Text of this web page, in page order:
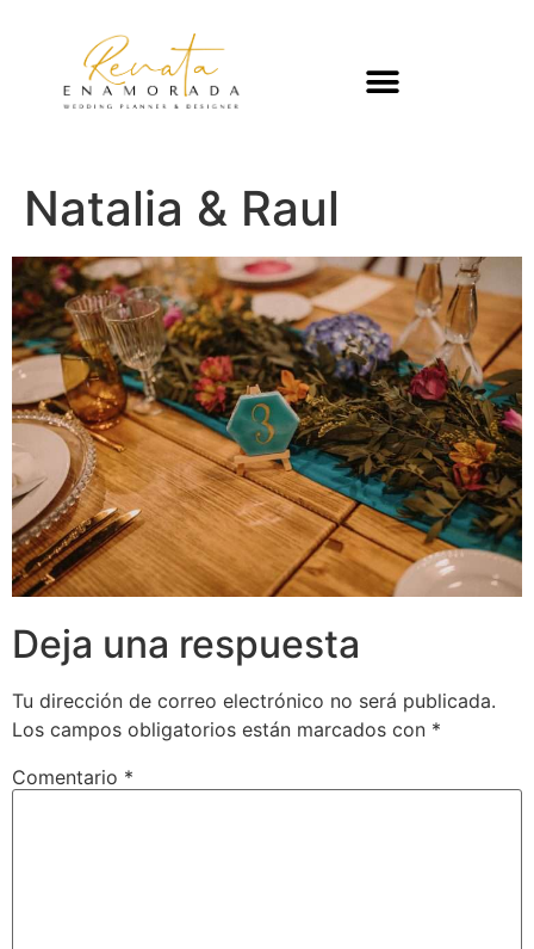
Natalia & Raul
Deja una respuesta
Tu dirección de correo electrónico no será publicada.
Los campos obligatorios están marcados con *
Comentario *